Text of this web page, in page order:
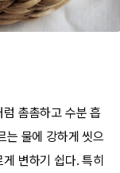
촘촘하고 수분 흡
는 물에 강하게 씻으
변하기 쉽다. 특히